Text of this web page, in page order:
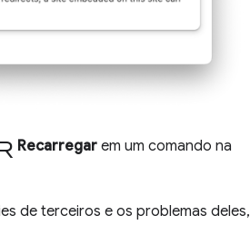
Recarregar em um comando na
de terceiros e os problemas deles,